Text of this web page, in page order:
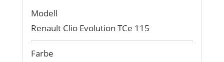
Modell
Renault Clio Evolution TCe 115
Farbe